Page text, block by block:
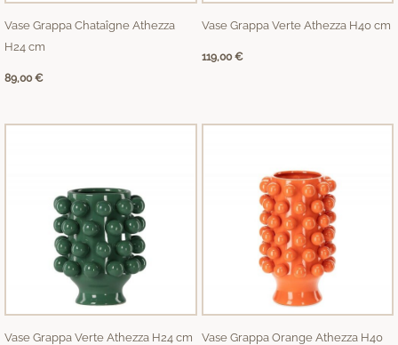
Vase Grappa Chataîgne Athezza
H24 cm
89,00€
Vase Grappa Verte Athezza H40 cm
119,00€
Vase Grappa Verte Athezza H24 cm
Vase Grappa Orange Athezza H40